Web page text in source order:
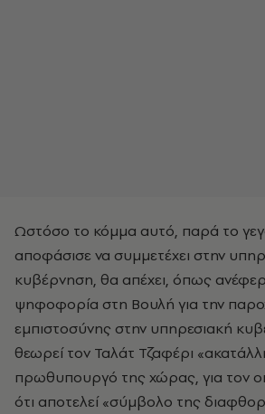
Ωστόσο το κόμμα αυτό, παρά το
αποφάσισε να συμμετέχει στην
κυβέρνηση, θα απέχει, όπως
ψηφοφορία στη Βουλή για την
εμπιστοσύνης στην υπηρεσιακή
θεωρεί τον Ταλάτ Τζαφέρι
πρωθυπουργό της χώρας, για τον
ότι αποτελεί «σύμβολο της